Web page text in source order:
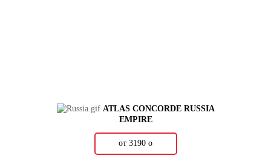
ATLAS CONCORDE RUSSIA
EMPIRE
от 3190 о